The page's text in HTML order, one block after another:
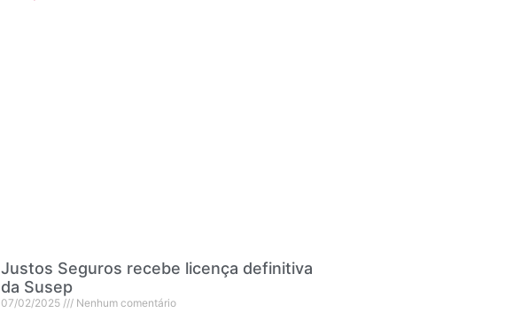
Justos Seguros recebe licença definitiva
da Susep
07/02/2025 Nenhum comentário